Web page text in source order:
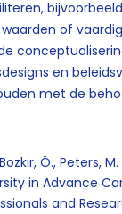
of
en
met de
Ö., Peters,
in Advance
and